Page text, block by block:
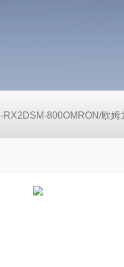
RX2DSM-800OMRON/欧